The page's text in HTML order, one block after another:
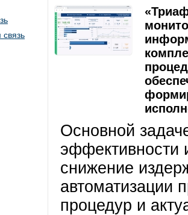
Основной
эффективности
снижение
автоматизации
процедур и